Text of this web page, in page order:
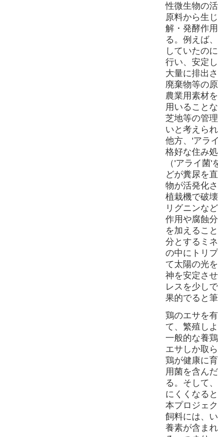
性微生物の
原料から生
解・発酵作
る。例えば
していたの
行い、安定
大量に排出
廃棄物等の
農業用素材
用いること
芝地等の管
いと考えら
他方、'アラ
格好な住み
（'アライ菌
どが糞尿を
物が活発化
植栽機で破
リグニンな
作用や腐蝕
を加えるこ
分とするミ
の中にトリ
て太陽の光
神を安定さ
レスを少し
果的でると
鶏のエサを
て、繁殖し
一般的な養
エサしか取
鶏が健康に
用菌を含ん
る。そして
にくくなる
本プロジェ
飼料には、
養素が含ま